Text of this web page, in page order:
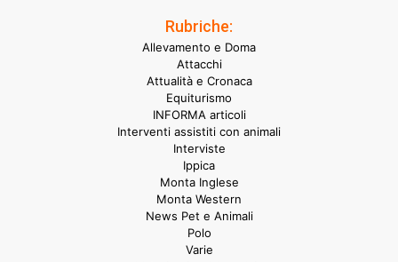
Rubriche:
Allevamento e Doma
Attacchi
Attualità e Cronaca
Equiturismo
INFORMA articoli
Interventi assistiti con animali
Interviste
Ippica
Monta Inglese
Monta Western
News Pet e Animali
Polo
Varie